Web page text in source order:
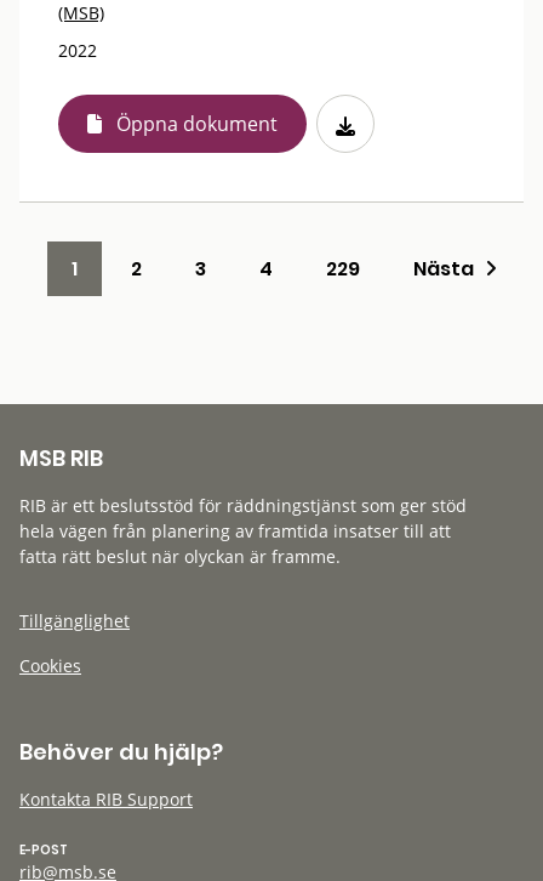
(MSB)
2022
Öppna dokument
1 2 3 4 229 Nästa
MSB RIB
RIB är ett beslutsstöd för räddningstjänst som ger stöd
hela vägen från planering av framtida insatser till att
fatta rätt beslut när olyckan är framme.
Tillgänglighet
Cookies
Behöver du hjälp?
Kontakta RIB Support
E-POST
rib@msb.se